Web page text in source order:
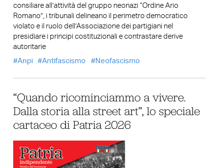
consiliare all’attività del gruppo neonazi “Ordine Ario
Romano”, i tribunali delineano il perimetro democratico
violato e il ruolo dell’Associazione dei partigiani nel
presidiare i principi costituzionali e contrastare derive
autoritarie
Anpi
Antifascismo Neofascismo
“Quando ricominciammo a vivere.
Dalla storia alla street art”, lo speciale
cartaceo di Patria 2026